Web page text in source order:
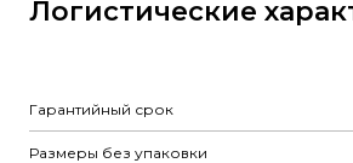
Логистические
Гарантийный срок
Размеры без упаковки